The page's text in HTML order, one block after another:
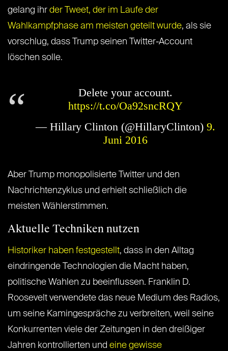
gelang ihr der Tweet, der im Laufe der
Wahlkampfphase am meisten geteilt wurde, als sie
vorschlug, dass Trump seinen Twitter-Account
löschen solle.
Delete your account.
https://t.co/Oa92sncRQY
— Hillary Clinton (@HillaryClinton) 9.
Juni 2016
Aber Trump monopolisierte Twitter und den
Nachrichtenzyklus und erhielt schließlich die
meisten Wählerstimmen.
Aktuelle Techniken nutzen
Historiker haben festgestellt, dass in den Alltag
eindringende Technologien die Macht haben,
politische Wahlen zu beeinflussen. Franklin D.
Roosevelt verwendete das neue Medium des Radios,
um seine Kamingespräche zu verbreiten, weil seine
Konkurrenten viele der Zeitungen in den dreißiger
Jahren kontrollierten und eine gewisse